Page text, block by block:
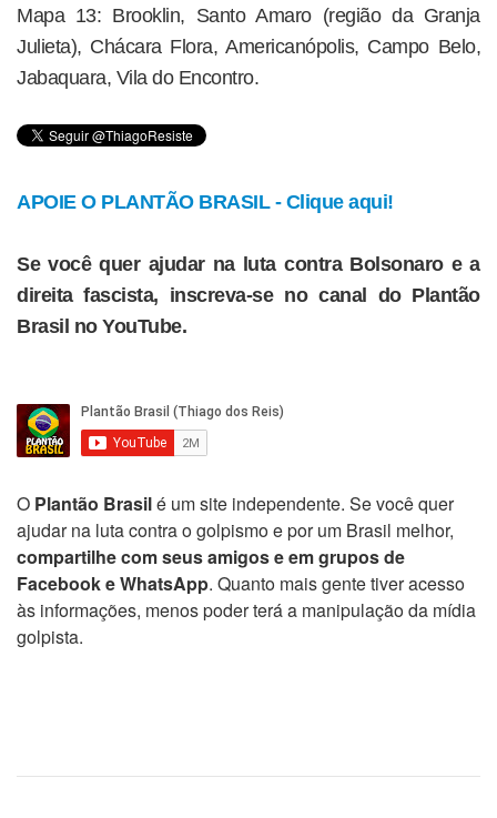
Mapa 13: Brooklin, Santo Amaro (região da Granja
Julieta), Chácara Flora, Americanópolis, Campo Belo,
Jabaquara, Vila do Encontro.
APOIE O PLANTÃO BRASIL - Clique aqui!
Se você quer ajudar na luta contra Bolsonaro e a
direita fascista, inscreva-se no canal do Plantão
Brasil no YouTube.
O Plantão Brasilé um site independente. Se você quer
ajudar na luta contra o golpismo e por um Brasil melhor,
compartilhe com seus amigos e em grupos de
Facebook e WhatsApp. Quanto mais gente tiver acesso
às informações, menos poder terá a manipulação da mídia
golpista.